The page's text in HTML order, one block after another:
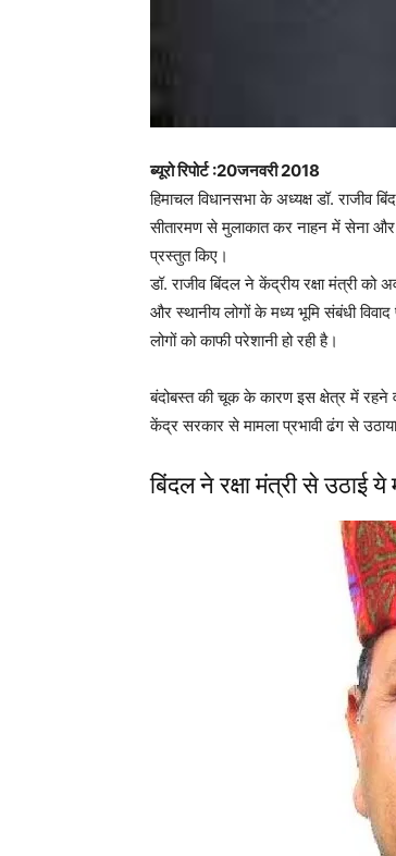
ब्यूरो रिपोर्ट :20जनवरी 2018
हिमाचल विधानसभा के अध्यक्ष डॉ. राजीव
सीतारमण से मुलाकात कर नाहन में सेना
प्रस्तुत किए।
डॉ. राजीव बिंदल ने केंद्रीय रक्षा मंत्री को
और स्थानीय लोगों के मध्य भूमि संबंधी
लोगों को काफी परेशानी हो रही है।
बंदोबस्त की चूक के कारण इस क्षेत्र में रहने
केंद्र सरकार से मामला प्रभावी ढंग से
बिंदल ने रक्षा मंत्री से उठाई ये